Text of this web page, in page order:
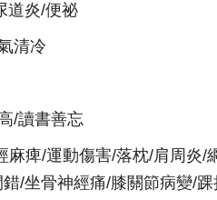
道炎/便祕
清冷
/讀書善忘
麻痺/運動傷害/落枕/肩周炎/
/坐骨神經痛/膝關節病變/踝